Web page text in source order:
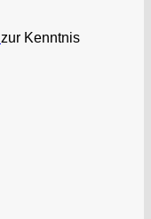
zur Kenntnis